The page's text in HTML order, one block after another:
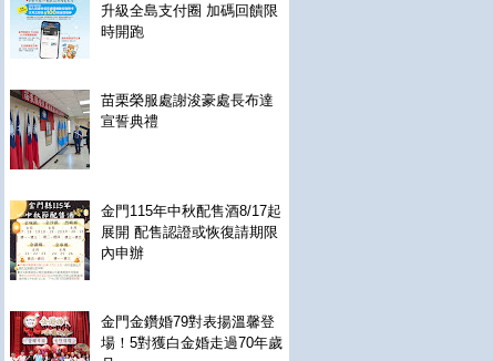
升級全島支付圈 加碼回饋限
時開跑
苗栗榮服處謝浚豪處長布達
宣誓典禮
金門115年中秋配售酒8/17起
展開 配售認證或恢復請期限
內申辦
金門金鑽婚79對表揚溫馨登
場！5對獲白金婚走過70年歲